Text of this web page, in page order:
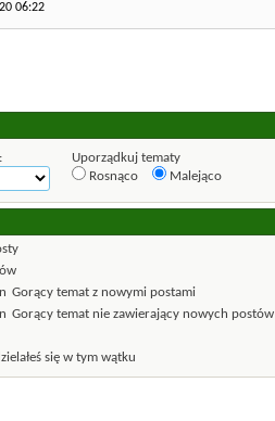
06:22
Uporządkuj tematy
Rosnąco
Malejąco
Gorący temat z nowymi postami
Gorący temat nie zawierający nowych postów
się w tym wątku